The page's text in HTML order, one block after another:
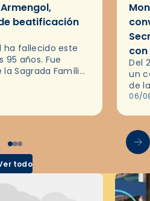
beatificación
ha fallecido este
95 años. Fue
Sagrada Família
Del
un
de
en
06/
todo